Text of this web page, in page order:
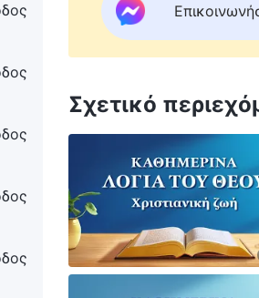
Σχετικό